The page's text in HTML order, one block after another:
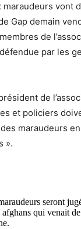
vont
Gap demain
de
par les
de
et policiers
maraudeurs
».
seront
qui venait